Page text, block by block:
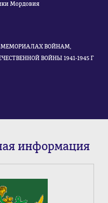
Мордовия
ВОЙНАМ,
ВОЙНЫ 1941-1945 Г
информация